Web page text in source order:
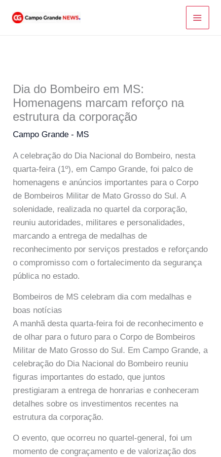
para
Dia do Bombeiro em MS:
Homenagens marcam reforço na
estrutura da corporação
Campo Grande - MS
A celebração do Dia Nacional do Bombeiro, nesta
quarta-feira (1º), em Campo Grande, foi palco de
homenagens e anúncios importantes para o Corpo
de Bombeiros Militar de Mato Grosso do Sul. A
solenidade, realizada no quartel da corporação,
reuniu autoridades, militares e personalidades,
marcando a entrega de medalhas de
reconhecimento por serviços prestados e reforçando
o compromisso com o fortalecimento da segurança
pública no estado.
Bombeiros de MS celebram dia com medalhas e
boas notícias
A manhã desta quarta-feira foi de reconhecimento e
de olhar para o futuro para o Corpo de Bombeiros
Militar de Mato Grosso do Sul. Em Campo Grande, a
celebração do Dia Nacional do Bombeiro reuniu
figuras importantes do estado, que juntos
prestigiaram a entrega de honrarias e conheceram
detalhes sobre os investimentos recentes na
estrutura da corporação.
O evento, que ocorreu no quartel-general, foi um
momento de congraçamento e de valorização dos